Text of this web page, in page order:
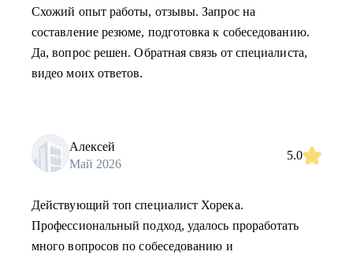
Схожий опыт работы, отзывы. Запрос на
составление резюме, подготовка к собеседованию.
Да, вопрос решен. Обратная связь от специалиста,
видео моих ответов.
Алексей
Май 2026
5.0
Действующий топ специалист Хорека.
Профессиональный подход, удалось проработать
много вопросов по собеседованию и